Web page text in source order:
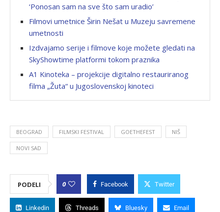
‘Ponosan sam na sve što sam uradio’
Filmovi umetnice Širin Nešat u Muzeju savremene
umetnosti
Izdvajamo serije i filmove koje možete gledati na
SkyShowtime platformi tokom praznika
A1 Kinoteka – projekcije digitalno restauriranog
filma „Žuta“ u Jugoslovenskoj kinoteci
BEOGRAD FILMSKI FESTIVAL GOETHEFEST NIŠ
NOVI SAD
PODELI 0 Facebook Twitter
Linkedin Threads Bluesky Email